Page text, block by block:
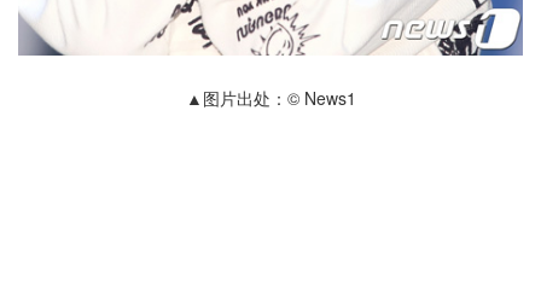
▲图片出处：© News1